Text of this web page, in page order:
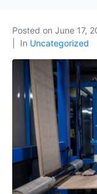
Posted on June 17,
In Uncategorized